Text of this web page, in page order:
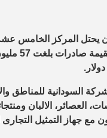
يحتل المركز الخامس
العصائر، الالبان
مع جهاز التمثيل